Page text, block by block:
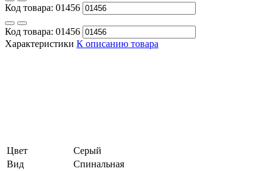
Код товара: 01456
Код товара: 01456
Характеристики К описанию товара
Цвет
Серый
Вид
Спинальная